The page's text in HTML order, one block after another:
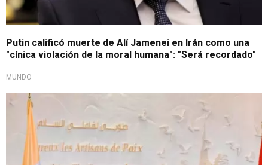
Putin calificó muerte de Alí Jamenei en Irán como una
"cínica violación de la moral humana": "Será recordado"
MUNDO
Visita oficial